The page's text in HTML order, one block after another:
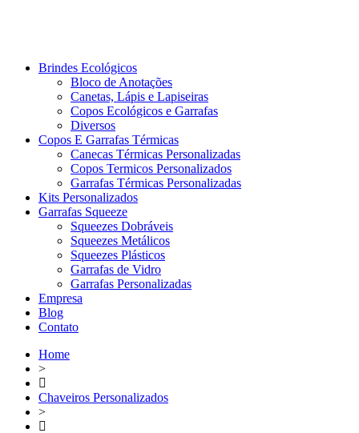
Brindes Ecológicos
Bloco de Anotações
Canetas, Lápis e Lapiseiras
Copos Ecológicos e Garrafas
Diversos
Copos E Garrafas Térmicas
Canecas Térmicas Personalizadas
Copos Termicos Personalizados
Garrafas Térmicas Personalizadas
Kits Personalizados
Garrafas Squeeze
Squeezes Dobráveis
Squeezes Metálicos
Squeezes Plásticos
Garrafas de Vidro
Garrafas Personalizadas
Empresa
Blog
Contato
Home
>
Chaveiros Personalizados
>